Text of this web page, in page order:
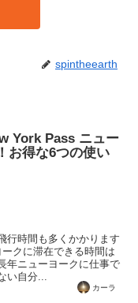
spintheearth
York Pass ニュー
お得な6つの使い
行時間も多くかかります
クに滞在できる時間は
年ニューヨークに仕事で
い自分...
カーラ